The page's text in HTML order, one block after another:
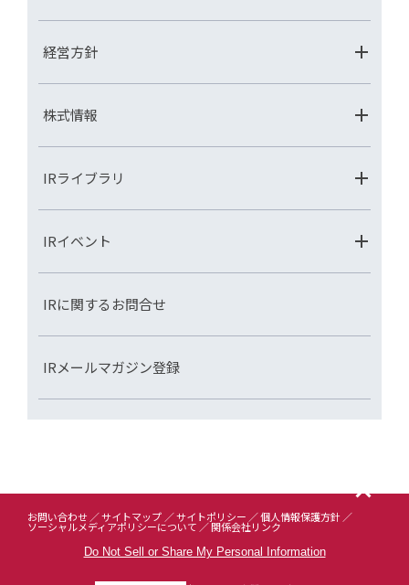
経営方針
株式情報
IRライブラリ
IRイベント
IRに関するお問合せ
IRメールマガジン登録
お問い合わせ サイトマップ サイトポリシー 個人情報保護方針
ソーシャルメディアポリシーについて 関係会社リンク
Do Not Sell or Share My Personal Information